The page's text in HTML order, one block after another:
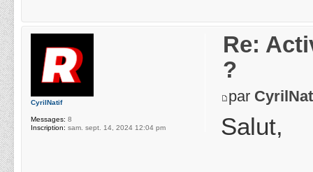
Re:
?
par
Salut,
CyrilNatif
Messages: 8
Inscription: sam. sept. 14, 2024 12:04 pm